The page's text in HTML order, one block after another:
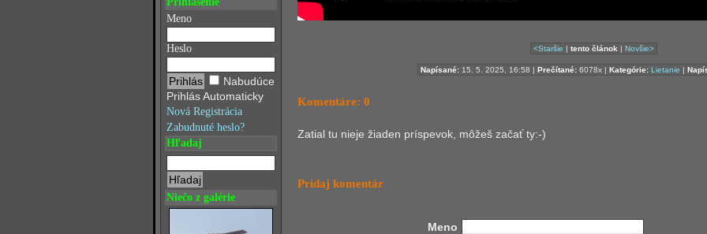
Meno
Heslo
Nabudúce
Prihlás Automaticky
Nová Registrácia
Zabudnuté heslo?
Hľadaj
Niečo z galérie
<Staršie | tento článok | Novšie>
Napísané:15. 5. 2025, 16:58 | Prečítané:6078x | Kategórie: Lietanie |
Komentáre: 0
Zatial tu nieje žiaden príspevok, môžeš začať ty:-)
Pridaj komentár
Meno